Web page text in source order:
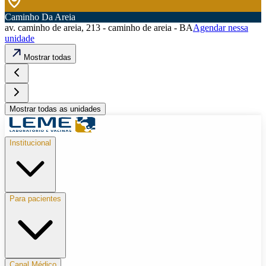
Caminho Da Areia
av. caminho de areia, 213 - caminho de areia - BAAgendar nessa
unidade
Mostrar todas
Mostrar todas as unidades
Institucional
Para pacientes